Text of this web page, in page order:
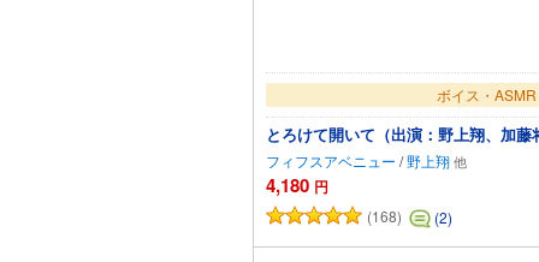
ボイス・ASMR
とろけて開いて（出演：野上翔、加
フィフスアベニュー /野上翔
4,180 円
(168) (2)